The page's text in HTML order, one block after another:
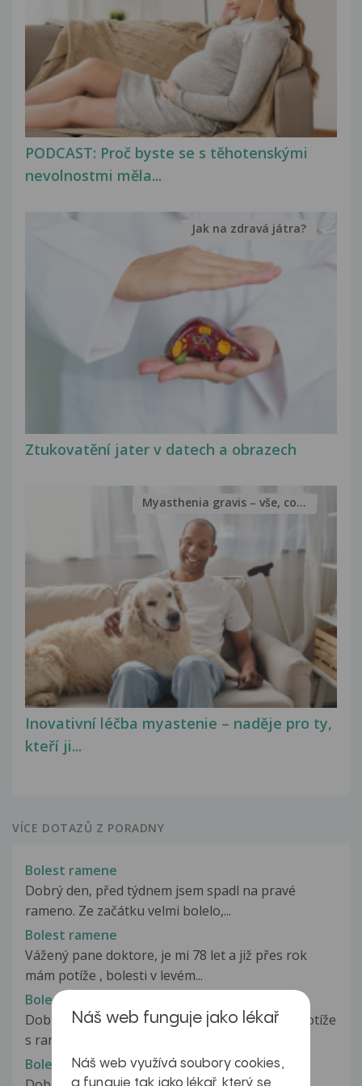
PODCAST: Proč byste se s těhotenskými
nevolnostmi měla...
Ztukovatění jater v datech a obrazech
Jak na zdravá játra?
Inovativní léčba myastenie – naděje pro ty,
kteří ji...
Myasthenia gravis – vše, co...
VÍCE DOTAZŮ Z PORADNY
Bolest ramene
Dobrý den, před týdnem jsem spadl na pravé
rameno. Ze začátku velmi bolelo,...
Bolest ramene
Vážený pane doktore, je mi 78 let a již přes rok
mám potíže , bolesti v levém...
Bolest ramene
Dobrý den, je mi 44let. v roce 2005 jsem měla potíže
s ramenem. SONO: V oblasti...
Bolest ramene
Náš web funguje jako lékař
Náš web využívá soubory cookies,
a funguje tak jako lékař, který se